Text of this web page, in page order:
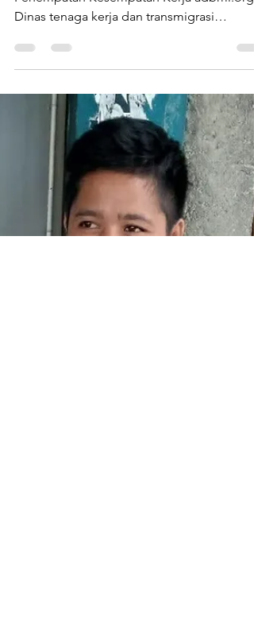
Sebulan lebih belum
ada kejelasan
keluarga dari PMI
yang meninggal di
Malaysia
Penempatan Kesempatan Kerja adbmi.org -
Dinas tenaga kerja dan transmigrasi
Kabupaten Lombok Timur belum